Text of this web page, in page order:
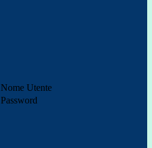
Nome Utente
Password